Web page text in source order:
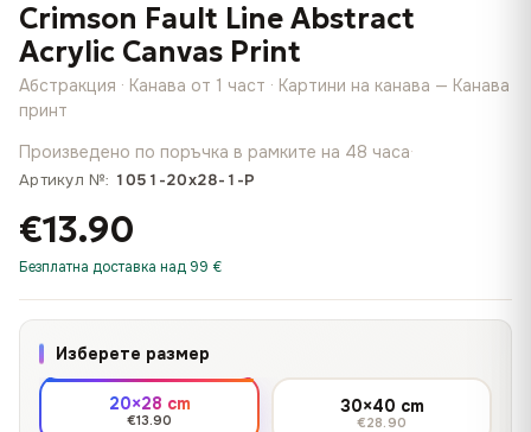
Crimson Fault Line Abstract
Acrylic Canvas Print
Абстракция · Канава от 1 част · Картини на канава — Канава
принт
Произведено по поръчка в рамките на 48 часа·
Артикул №: 1051-20x28-1-P
€13.90
Безплатна доставка над 99 €
Изберете размер
20×28 cm
€13.90
30×40 cm
€28.90